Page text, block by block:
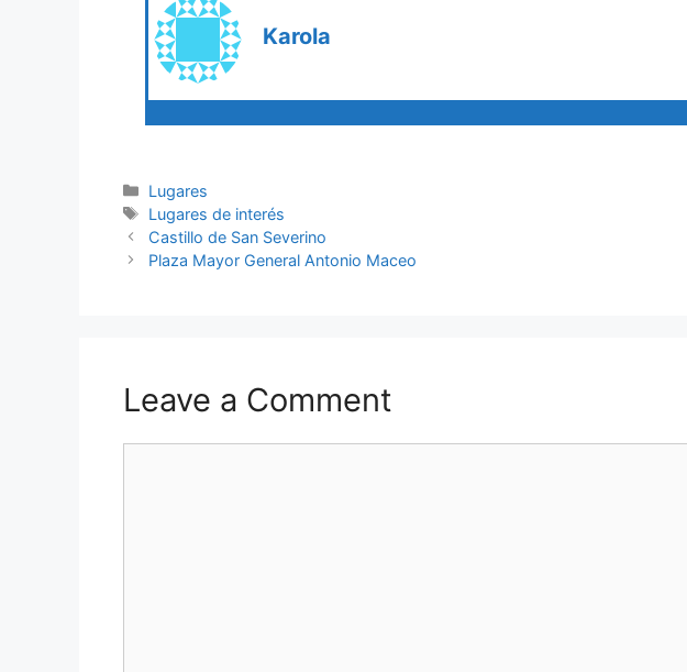
Karola
Categories
Lugares
Tags
Lugares de interés
Castillo de San Severino
Plaza Mayor General Antonio Maceo
Leave a Comment